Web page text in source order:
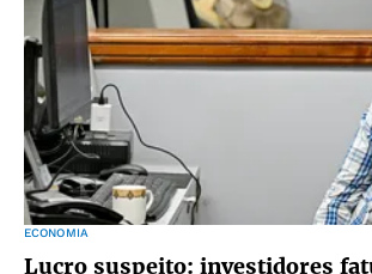
ECONOMIA
Lucro suspeito: investidores